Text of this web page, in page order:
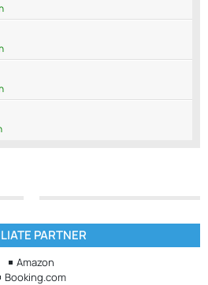
PARTNER
Amazon
Booking.com